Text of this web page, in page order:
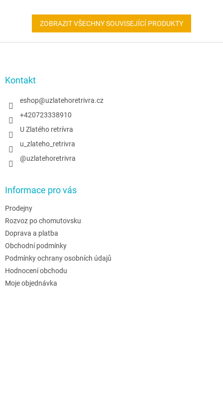
ZOBRAZIT VŠECHNY SOUVISEJÍCÍ PRODUKTY
Kontakt
eshop@uzlatehoretrivra.cz
+420723338910
U Zlatého retrívra
u_zlateho_retrivra
@uzlatehoretrivra
Informace pro vás
Prodejny
Rozvoz po chomutovsku
Doprava a platba
Obchodní podmínky
Podmínky ochrany osobních údajů
Hodnocení obchodu
Moje objednávka